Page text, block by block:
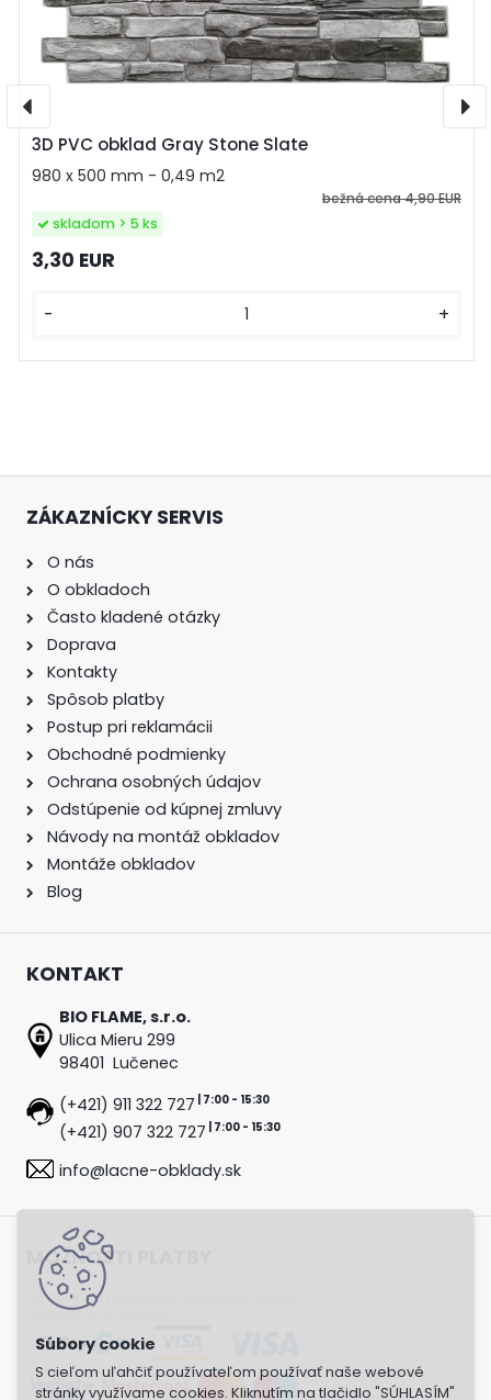
S cieľom uľahčiť používateľom používať naše webové
stránky využívame cookies. Kliknutím na tlačidlo "SÚHLASÍM"
3D PVC obklad Gray Stone Slate
980 x 500 mm - 0,49 m2
bežná cena4,90 EUR
3,30 EUR
- +
skladom > 5 ks
ZÁKAZNÍCKY SERVIS
O nás
O obkladoch
Často kladené otázky
Doprava
Kontakty
Spôsob platby
Postup pri reklamácii
Obchodné podmienky
Ochrana osobných údajov
Odstúpenie od kúpnej zmluvy
Návody na montáž obkladov
Montáže obkladov
Blog
KONTAKT
BIO FLAME, s.r.o.
Ulica Mieru 299
98401 Lučenec
(+421) 911 322 727 | 7:00 - 15:30
(+421) 907 322 727 | 7:00 - 15:30
info@lacne-obklady.sk
MOŽNOSTI PLATBY